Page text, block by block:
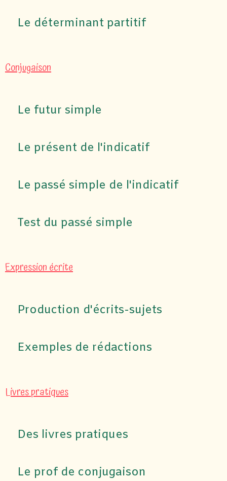
Le déterminant partitif
Conjugaison
Le futur simple
Le présent de l'indicatif
Le passé simple de l'indicatif
Test du passé simple
Expression écrite
Production d'écrits-sujets
Exemples de rédactions
Livres pratiques
Des livres pratiques
Le prof de conjugaison